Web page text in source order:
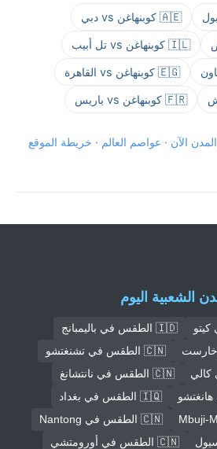
🇦🇪 كوبنهاغن vs دبي
🇮🇱 كوبنهاغن vs تل أبيب
🇪🇬 كوبنهاغن vs القاهرة
🇫🇷 كوبنهاغن vs باريس
الآن · عواصم العالم · خريطة الموقع
الشعبية اليوم
🇮🇩 الطقس في باليمبانج
🇨🇳 الطقس في تشنغتشو
🇨🇳 الطقس في نانتشانغ
🇮🇶 الطقس في بغداد
🇨🇳 الطقس في Nantong
🇨🇳 الطقس في أورومتشي